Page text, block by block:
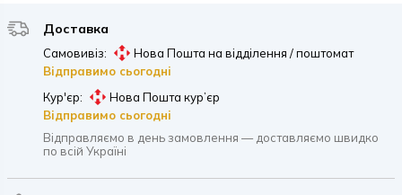
Доставка
Самовивіз:
Нова Пошта на відділення / поштомат
Відправимо сьогодні
Кур'єр:
Нова Пошта кур’єр
Відправимо сьогодні
Відправляємо в день замовлення — доставляємо швидко
по всій Україні